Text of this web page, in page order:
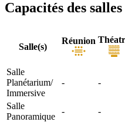
Capacités des salles
Salle(s)
Réunion
Salle
Planétarium/
Immersive
- -
Salle
Panoramique
- -